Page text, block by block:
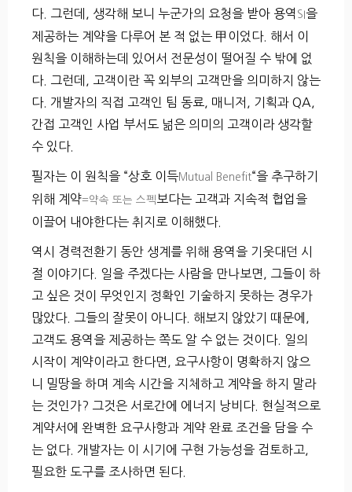
다. 그런데, 생각해 보니 누군가의 요청을 받아 용역 SI을
제공하는 계약을 다루어 본 적 없는 甲이었다. 해서 이
원칙을 이해하는데 있어서 전문성이 떨어질 수 밖에 없
다. 그런데, 고객이란 꼭 외부의 고객만을 의미하지 않는
다. 개발자의 직접 고객인 팀 동료, 매니저, 기획과 QA,
간접 고객인 사업 부서도 넒은 의미의 고객이라 생각할
수 있다.
필자는 이 원칙을 “상호 이득Mutual Benefit“을 추구하기
위해 계약=약속 또는 스펙 보다는 고객과 지속적 협업을
이끌어 내야한다는 취지로 이해했다.
역시 경력전환기 동안 생계를 위해 용역을 기웃대던 시
절 이야기다. 일을 주겠다는 사람을 만나보면, 그들이 하
고 싶은 것이 무엇인지 정확인 기술하지 못하는 경우가
많았다. 그들의 잘못이 아니다. 해보지 않았기 때문에,
고객도 용역을 제공하는 쪽도 알 수 없는 것이다. 일의
시작이 계약이라고 한다면, 요구사항이 명확하지 않으
니 밀땅을 하며 계속 시간을 지체하고 계약을 하지 말라
는 것인가? 그것은 서로간에 에너지 낭비다. 현실적으로
계약서에 완벽한 요구사항과 계약 완료 조건을 담을 수
는 없다. 개발자는 이 시기에 구현 가능성을 검토하고,
필요한 도구를 조사하면 된다.